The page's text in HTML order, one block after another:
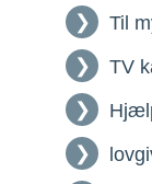
Til
TV